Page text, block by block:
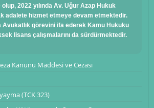
2022 yılında Av. Uğur Azap Hukuk
adalete hizmet etmeye devam etmektedir.
Avukatlık görevini ifa ederek Kamu Hukuku
lisans çalışmalarını da sürdürmektedir.
Kanunu Maddesi ve Cezası
(TCK 323)